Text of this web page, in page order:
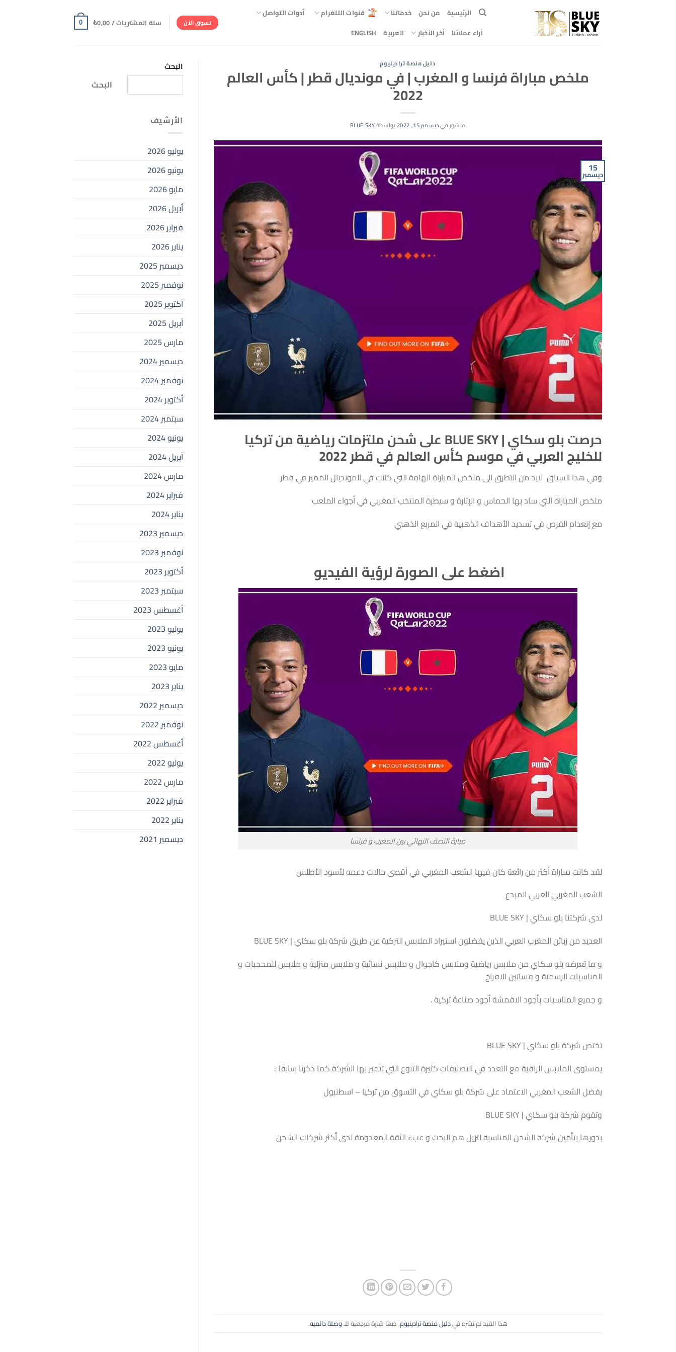
الرئيسية من نحن خدماتنا قنوات التلغرام
أدوات التواصل
آراء عملائنا
أخر الأخبار العربية ENGLISH
تسوق الآن سلة المشتريات / ₺0,00
0
دليل منصة ترادينيوم
ملخص مباراة فرنسا و المغرب | في مونديال قطر | كأس العالم
2022
منشور فيديسمبر 15, 2022 بواسطةBLUE SKY
15
ديسمبر
حرصت بلو سكاي | BLUE SKY على شحن ملتزمات رياضية من تركيا
للخليج العربي في موسم كأس العالم في قطر 2022
وفي هذا السياق لابد من التطرق الى ملخص المباراة الهامة التي كانت في المونديال المميز في قطر
ملخص المباراة التي ساد بها الحماس و الإثارة و سيطرة المنتخب المغربي في أجواء الملعب
مع إنعدام الفرص في تسديد الأهداف الذهبية في المربع الذهبي
اضغط على الصورة لرؤية الفيديو
مبارة النصف النهائي بين المغرب و فرنسا
لقد كانت مباراة أكثر من رائعة كان فيها الشعب المغربي في أقصى حالات دعمه لأسود الأطلس
الشعب المغربي العربي المبدع
لدى شركتنا بلو سكاي | BLUE SKY
العديد من زبائن المغرب العربي الذين يفضلون استيراد الملابس التركية عن طريق شركة بلو سكاي | BLUE SKY
و ما تعرضه بلو سكاي من ملابس رياضية وملابس كاجوال و ملابس نسائية و ملابس منزلية و ملابس للمحجبات و
المناسبات الرسمية و فساتين الافراح
و جميع المناسبات بأجود الاقمشة أجود صناعة تركية .
تختص شركة بلو سكاي | BLUE SKY
بمستوى الملابس الراقية مع التعدد في التصنيفات كثيرة التنوع التي تتميز بها الشركة كما ذكرنا سابقا :
يفضل الشعب المغربي الاعتماد على شركة بلو سكاي في التسوق من تركيا – اسطنبول
وتقوم شركة بلو سكاي | BLUE SKY
بدورها بتأمين شركة الشحن المناسبة لتزيل هم البحث و عبء الثقة المعدومة لدى أكثر شركات الشحن
هذا القيد تم نشره فيدليل منصة ترادينيوم. ضعا شارة مرجعية للـوصلة دائميه.
البحث
البحث
الأرشيف
يوليو 2026
يونيو 2026
مايو 2026
أبريل 2026
فبراير 2026
يناير 2026
ديسمبر 2025
نوفمبر 2025
أكتوبر 2025
أبريل 2025
مارس 2025
ديسمبر 2024
نوفمبر 2024
أكتوبر 2024
سبتمبر 2024
يونيو 2024
أبريل 2024
مارس 2024
فبراير 2024
يناير 2024
ديسمبر 2023
نوفمبر 2023
أكتوبر 2023
سبتمبر 2023
أغسطس 2023
يوليو 2023
يونيو 2023
مايو 2023
يناير 2023
ديسمبر 2022
نوفمبر 2022
أغسطس 2022
يوليو 2022
مارس 2022
فبراير 2022
يناير 2022
ديسمبر 2021